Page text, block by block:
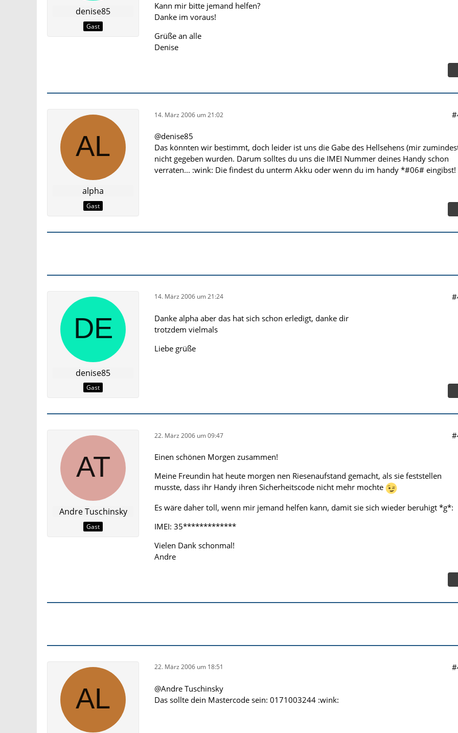
denise85
Gast
Kann mir bitte jemand helfen?
Danke im voraus!
Grüße an alle
Denise
alpha
Gast
14. März 2006 um 21:02
@denise85
Das könnten wir bestimmt, doch leider ist uns die Gabe des Hellsehens (mir
nicht gegeben wurden. Darum solltes du uns die IMEI Nummer deines Handy schon
verraten... :wink: Die findest du unterm Akku oder wenn du im handy *#06# eingibst!
denise85
Gast
14. März 2006 um 21:24
Danke alpha aber das hat sich schon erledigt, danke dir
trotzdem vielmals
Liebe grüße
Andre Tuschinsky
Gast
22. März 2006 um 09:47
Einen schönen Morgen zusammen!
Meine Freundin hat heute morgen nen Riesenaufstand gemacht, als sie feststellen
musste, dass ihr Handy ihren Sicherheitscode nicht mehr mochte
Es wäre daher toll, wenn mir jemand helfen kann, damit sie sich wieder beruhigt *g*:
IMEI: 35*************
Vielen Dank schonmal!
Andre
22. März 2006 um 18:51
@Andre Tuschinsky
Das sollte dein Mastercode sein: 0171003244 :wink: